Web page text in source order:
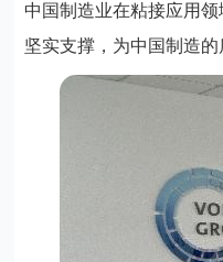
中国制造业在粘接应用
坚实支撑，为中国制造的